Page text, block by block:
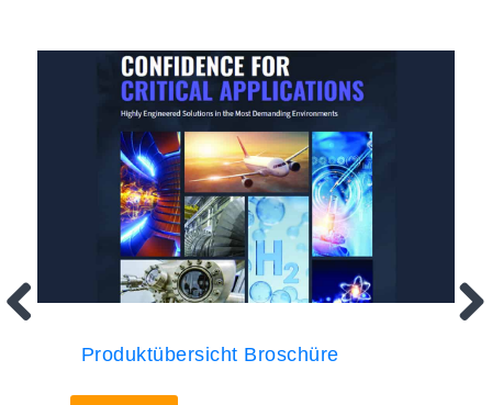
Produktübersicht Broschüre